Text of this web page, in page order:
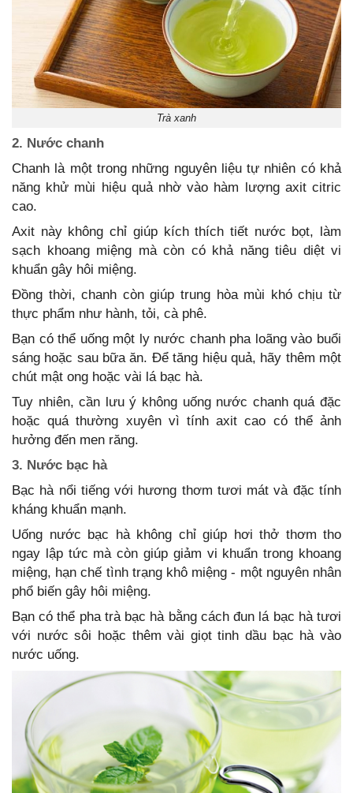
Trà xanh
2. Nước chanh
Chanh là một trong những nguyên liệu tự nhiên có khả
năng khử mùi hiệu quả nhờ vào hàm lượng axit citric
cao.
Axit này không chỉ giúp kích thích tiết nước bọt, làm
sạch khoang miệng mà còn có khả năng tiêu diệt vi
khuẩn gây hôi miệng.
Đồng thời, chanh còn giúp trung hòa mùi khó chịu từ
thực phẩm như hành, tỏi, cà phê.
Bạn có thể uống một ly nước chanh pha loãng vào buổi
sáng hoặc sau bữa ăn. Để tăng hiệu quả, hãy thêm một
chút mật ong hoặc vài lá bạc hà.
Tuy nhiên, cần lưu ý không uống nước chanh quá đặc
hoặc quá thường xuyên vì tính axit cao có thể ảnh
hưởng đến men răng.
3. Nước bạc hà
Bạc hà nổi tiếng với hương thơm tươi mát và đặc tính
kháng khuẩn mạnh.
Uống nước bạc hà không chỉ giúp hơi thở thơm tho
ngay lập tức mà còn giúp giảm vi khuẩn trong khoang
miệng, hạn chế tình trạng khô miệng - một nguyên nhân
phổ biến gây hôi miệng.
Bạn có thể pha trà bạc hà bằng cách đun lá bạc hà tươi
với nước sôi hoặc thêm vài giọt tinh dầu bạc hà vào
nước uống.